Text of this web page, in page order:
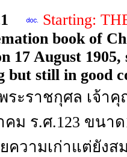
Starting:
book of
17 August 1905,
but still in good
ระราชกุศล เจ้า
คม ร.ศ.123 ขนา
ความเก่าแต่ยังส